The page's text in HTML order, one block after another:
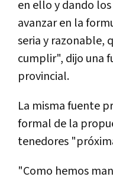
en ello y dando
avanzar en la
seria y razonable,
cumplir", dijo una
provincial.
La misma fuente
formal de la
tenedores
"Como hemos